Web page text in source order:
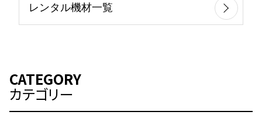
レンタル機材一覧
CATEGORY
カテゴリー